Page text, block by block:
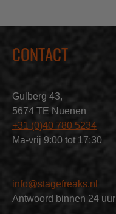
CONTACT
Gulberg 43,
5674 TE Nuenen
+31 (0)40 780 5234
Ma-vrij 9:00 tot 17:30
info@stagefreaks.nl
Antwoord binnen 24 uur